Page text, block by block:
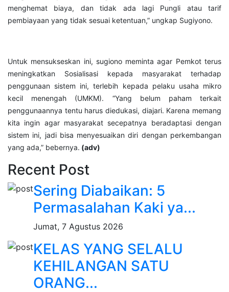
menghemat biaya, dan tidak ada lagi Pungli atau tarif
pembiayaan yang tidak sesuai ketentuan,” ungkap Sugiyono.
Untuk mensukseskan ini, sugiono meminta agar Pemkot terus
meningkatkan Sosialisasi kepada masyarakat terhadap
penggunaan sistem ini, terlebih kepada pelaku usaha mikro
kecil menengah (UMKM). “Yang belum paham terkait
penggunaannya tentu harus diedukasi, diajari. Karena memang
kita ingin agar masyarakat secepatnya beradaptasi dengan
sistem ini, jadi bisa menyesuaikan diri dengan perkembangan
yang ada,” bebernya. (adv)
Recent Post
Sering Diabaikan: 5
Permasalahan Kaki ya...
Jumat, 7 Agustus 2026
KELAS YANG SELALU
KEHILANGAN SATU
ORANG...